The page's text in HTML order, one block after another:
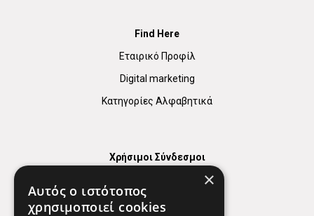
Find Here
Εταιρικό Προφίλ
Digital marketing
Κατηγορίες Αλφαβητικά
Χρήσιμοι Σύνδεσμοι
Χρήσιμα Τηλέφωνα
×
Αυτός ο ιστότοπος
χρησιμοποιεί cookies